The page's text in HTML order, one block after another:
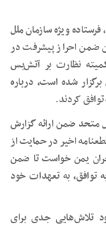
فرستاده ویژه سازمان ملل
ضمن احراز پیشرفت در
نظارت بر آتش‌بس
شده است، درباره
کردند.
متحد ضمن ارائه گزارش
اخیر در حمایت از
یمن خواست تا ضمن
به تعهدات خود
تلاش‌هایی جدی برای